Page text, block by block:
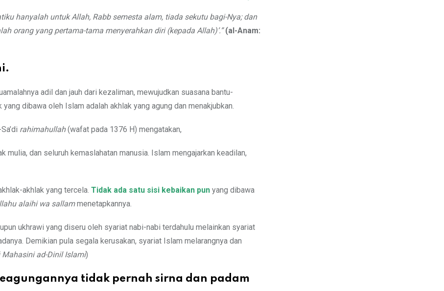
hanyalah untuk Allah, Rabb semesta alam, tiada sekutu bagi-Nya; dan
orang yang pertama-tama menyerahkan diri (kepada Allah)’.” (al-Anam:
adil dan jauh dari kezaliman, mewujudkan suasana bantu-
dibawa oleh Islam adalah akhlak yang agung dan menakjubkan.
rahimahullah(wafat pada 1376 H) mengatakan,
mulia, dan seluruh kemaslahatan manusia. Islam mengajarkan keadilan,
akhlak yang tercela. Tidak ada satu sisi kebaikan pun yang dibawa
alaihi wa sallammenetapkannya.
ukhrawi yang diseru oleh syariat nabi-nabi terdahulu melainkan syariat
Demikian pula segala kerusakan, syariat Islam melarangnya dan
ad-Dinil Islami)
tidak pernah sirna dan padam